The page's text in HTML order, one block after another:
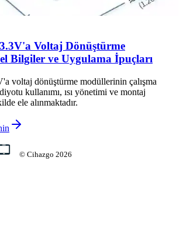
Voltaj Dönüştürme
Bilgiler ve Uygulama İpuçları
voltaj dönüştürme modüllerinin çalışma
kullanımı, ısı yönetimi ve montaj
ele alınmaktadır.
© Cihazgo 2026